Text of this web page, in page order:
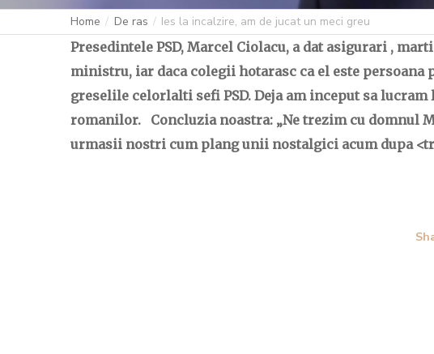
Home De ras Ies la incalzire, am de jucat un meci greu
Presedintele PSD, Marcel Ciolacu, a dat asigurari ,
ministru, iar daca colegii hotarasc ca el este persoana
greselile celorlalti sefi PSD. Deja am inceput sa
romanilor. Concluzia noastra: „Ne trezim cu domnul
urmasii nostri cum plang unii nostalgici acum dupa